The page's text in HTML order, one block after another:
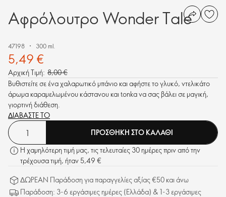
Αφρόλουτρο Wonder Tale
47198 300 ml.
5,49 €
Αρχική Τιμή: 8,00 €
Βυθιστείτε σε ένα χαλαρωτικό μπάνιο και αφήστε το γλυκό, ντελικάτο
άρωμα καραμελωμένου κάστανου και tonka να σας βάλει σε μαγική,
γιορτινή διάθεση.
ΔΙΑΒΑΣΤΕ ΤΟ
ΠΡΟΣΘΗΚΗ ΣΤΟ ΚΑΛΑΘΙ
Η χαμηλότερη τιμή μας, τις τελευταίες 30 ημέρες πριν από την
τρέχουσα τιμή, ήταν 5,49 €
ΔΩΡΕΑΝ Παράδοση για παραγγελίες αξίας €50 και άνω
Παράδοση: 3-6 εργάσιμες ημέρες (Ελλάδα) & 1-3 εργάσιμες